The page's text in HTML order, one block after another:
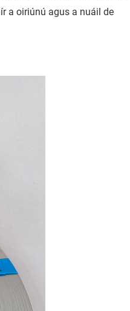
a oiriúnú agus a nuáil de